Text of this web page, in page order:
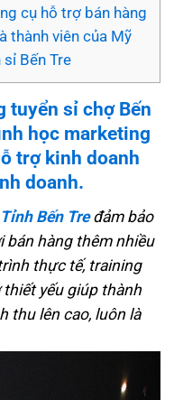
cụ hỗ trợ bán hàng
thành viên của Mỹ
sỉ Bến Tre
tuyển sỉ chợ Bến
học marketing
trợ kinh doanh
doanh.
Bến Tređảm bảo
bán hàng thêm nhiều
thực tế, training
thiết yếu giúp thành
thu lên cao, luôn là